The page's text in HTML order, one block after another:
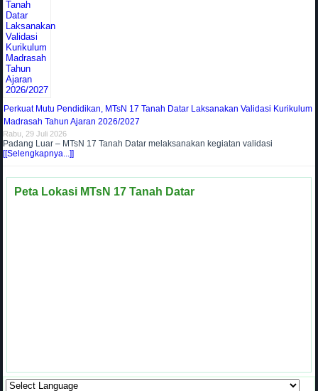
Perkuat Mutu Pendidikan, MTsN 17 Tanah Datar Laksanakan Validasi Kurikulum
Madrasah Tahun Ajaran 2026/2027
Rabu, 29 Juli 2026
Padang Luar – MTsN 17 Tanah Datar melaksanakan kegiatan validasi
[[Selengkapnya...]]
Peta Lokasi MTsN 17 Tanah Datar